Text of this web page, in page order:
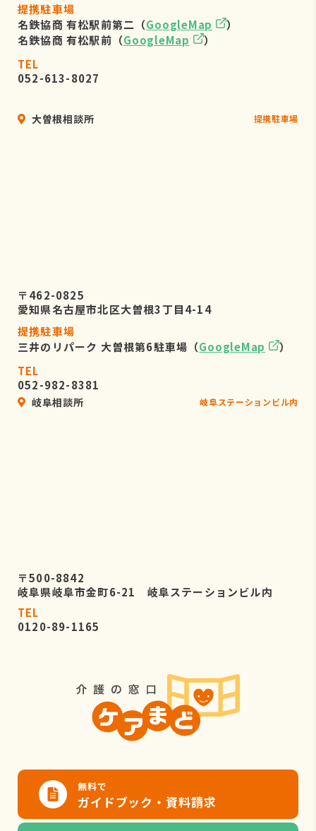
提携駐車場
名鉄協商 有松駅前第二（GoogleMap
）
名鉄協商 有松駅前（GoogleMap
）
TEL
052-613-8027
大曽根相談所 提携駐車場
〒462-0825
愛知県名古屋市北区大曽根3丁目4-14
提携駐車場
三井のリパーク 大曽根第6駐車場（GoogleMap
）
TEL
052-982-8381
岐阜相談所 岐阜ステーションビル内
〒500-8842
岐阜県岐阜市金町6-21 岐阜ステーションビル内
TEL
0120-89-1165
無料で
ガイドブック・資料請求